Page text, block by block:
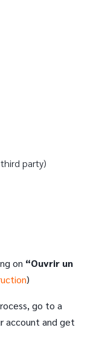
party)
on “Ouvrir un
)
go to a
account and get